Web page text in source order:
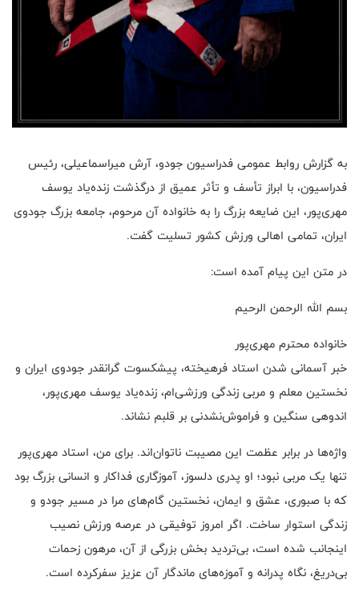
به گزارش روابط عمومی فدراسیون جودو، آرش میراسماعیلی، رئیس
فدراسیون، با ابراز تأسف و تأثر عمیق از درگذشت زنده‌یاد یوسف
مهری‌پور، این ضایعه بزرگ را به خانواده آن مرحوم، جامعه بزرگ جودوی
ایران، تمامی اهالی ورزش کشور تسلیت گفت.
در متن این پیام آمده است:
بسم الله الرحمن الرحیم
خانواده محترم مهری‌پور
خبر آسمانی شدن استاد فرهیخته، پیشکسوت گرانقدر جودوی ایران و
نخستین معلم و مربی زندگی ورزشی‌ام، زنده‌یاد یوسف مهری‌پور،
اندوهی سنگین و فراموش‌نشدنی بر قلبم نشاند.
واژه‌ها در برابر عظمت این مصیبت ناتوان‌اند. برای من، استاد مهری‌پور
تنها یک مربی نبود؛ او پدری دلسوز، آموزگاری فداکار و انسانی بزرگ بود
که با صبوری، عشق و ایمان، نخستین گام‌های مرا در مسیر جودو و
زندگی استوار ساخت. اگر امروز توفیقی در عرصه ورزش نصیب
اینجانب شده است، بی‌تردید بخش بزرگی از آن، مرهون زحمات
بی‌دریغ، نگاه پدرانه و آموزه‌های ماندگار آن عزیز سفرکرده است.